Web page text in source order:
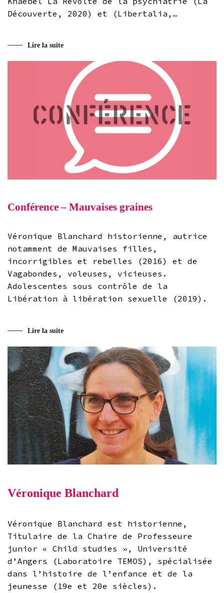
Découverte, 2020) et (Libertalia,…
Lire la suite
Conférence – Mauvaises graines
Véronique Blanchard historienne, autrice
notamment de Mauvaises filles,
incorrigibles et rebelles (2016) et de
Vagabondes, voleuses, vicieuses.
Adolescentes sous contrôle de la
Libération à libération sexuelle (2019).
Lire la suite
Véronique Blanchard
Véronique Blanchard est historienne,
Titulaire de la Chaire de Professeure
junior « Child studies », Université
d’Angers (Laboratoire TEMOS), spécialisée
dans l’histoire de l’enfance et de la
jeunesse (19e et 20e siècles).